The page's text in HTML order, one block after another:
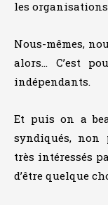
les
Nous-mêmes,
alors… C’est
indépendants.
Et puis on a
syndiqués, non
très intéressés
d’être quelque